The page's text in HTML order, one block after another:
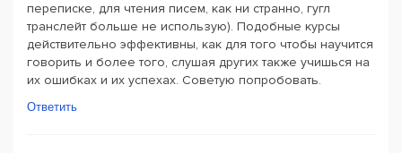
переписке, для чтения писем, как ни странно, гугл
транслейт больше не использую). Подобные курсы
действительно эффективны, как для того чтобы научится
говорить и более того, слушая других также учишься на
их ошибках и их успехах. Советую попробовать.
Ответить